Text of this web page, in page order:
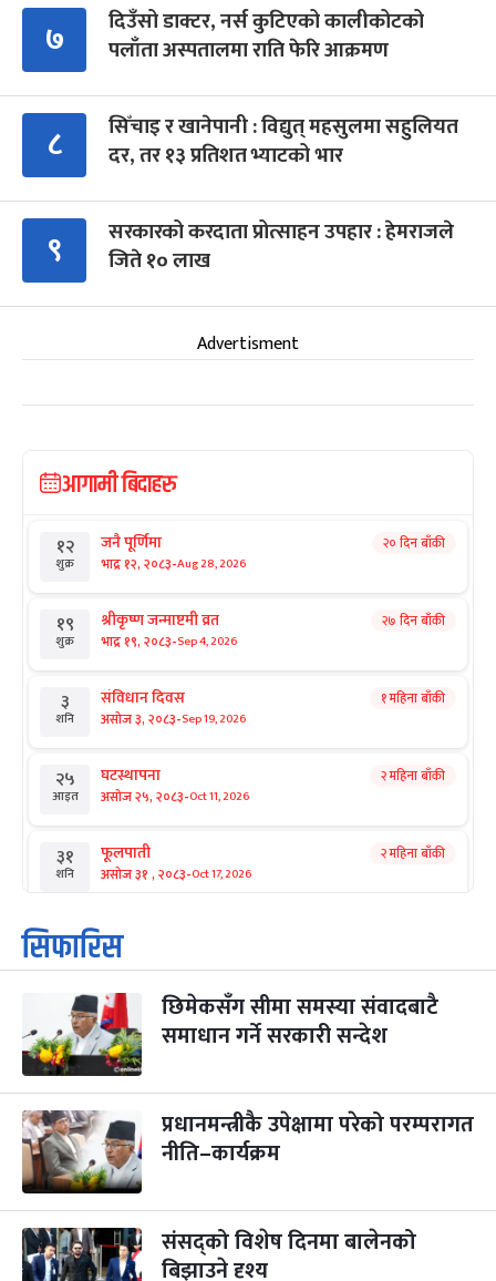
७
दिउँसो डाक्टर, नर्स कुटिएको कालीकोटको
पलाँता अस्पतालमा राति फेरि आक्रमण
८
सिँचाइ र खानेपानी : विद्युत् महसुलमा सहुलियत
दर, तर १३ प्रतिशत भ्याटको भार
९
सरकारको करदाता प्रोत्साहन उपहार : हेमराजले
जिते १० लाख
Advertisment
आगामी बिदाहरु
१२
शुक्र
जनै पूर्णिमा
भाद्र १२, २०८३-Aug 28, 2026
२० दिन बाँकी
१९
शुक्र
श्रीकृष्ण जन्माष्टमी व्रत
भाद्र १९, २०८३-Sep 4, 2026
२७ दिन बाँकी
३
शनि
संविधान दिवस
असोज ३, २०८३-Sep 19, 2026
१ महिना बाँकी
२५
आइत
घटस्थापना
असोज २५, २०८३-Oct 11, 2026
२ महिना बाँकी
३१
शनि
फूलपाती
असोज ३१ , २०८३-Oct 17, 2026
२ महिना बाँकी
१
आइत
कार्तिक सङ्क्रान्ति
कार्तिक १, २०८३
३
मंगल
महानवमी
कार्तिक ३, २०८३-Oct 20, 2026
२ महिना बाँकी
४
बुध कार्तिक ४, २०८३ Oct 21, 2026
५
बिहि
पापा‌ङ्कुशा एकादशी व्रत
कार्तिक ५, २०८३
२२
आइत
कुकुर तिहार
कार्तिक २२, २०८३-Nov 8, 2026
३ महिना बाँकी
सिफारिस
छिमेकसँग सीमा समस्या संवादबाटै
समाधान गर्ने सरकारी सन्देश
प्रधानमन्त्रीकै उपेक्षामा परेको परम्परागत
नीति–कार्यक्रम
संसद्को विशेष दिनमा बालेनको
बिझाउने दृश्य